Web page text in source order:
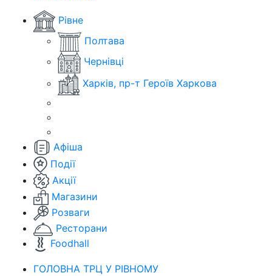
Рівне
Полтава
Чернівці
Харків, пр-т Героїв Харкова
Афіша
Події
Акції
Магазини
Розваги
Ресторани
Foodhall
ГОЛОВНА ТРЦ У РІВНОМУ